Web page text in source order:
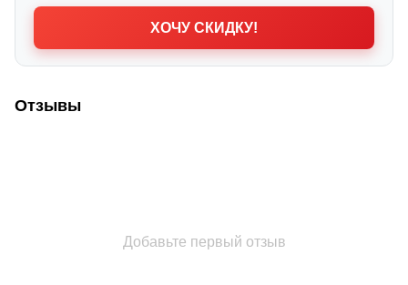
ХОЧУ СКИДКУ!
Отзывы
Добавьте первый отзыв